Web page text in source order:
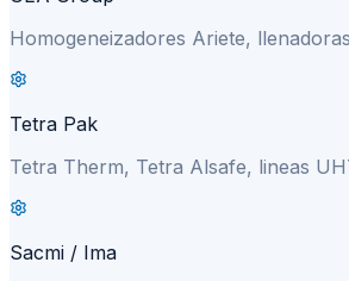
Homogeneizadores Ariete,
Tetra Pak
Tetra Therm, Tetra Alsafe, lineas
Sacmi / Ima